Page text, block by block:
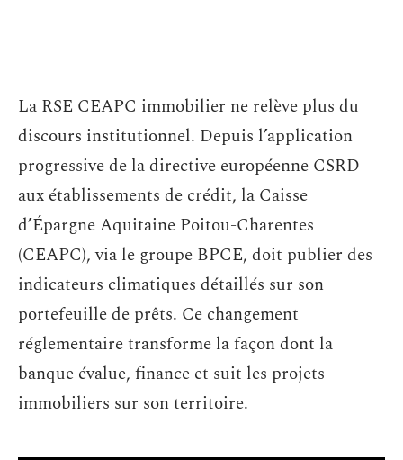
La RSE CEAPC immobilier ne relève plus du
discours institutionnel. Depuis l’application
progressive de la directive européenne CSRD
aux établissements de crédit, la Caisse
d’Épargne Aquitaine Poitou-Charentes
(CEAPC), via le groupe BPCE, doit publier des
indicateurs climatiques détaillés sur son
portefeuille de prêts. Ce changement
réglementaire transforme la façon dont la
banque évalue, finance et suit les projets
immobiliers sur son territoire.